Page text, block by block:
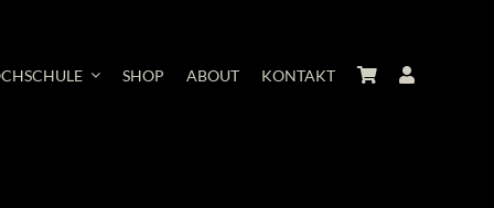
SHOP ABOUT KONTAKT